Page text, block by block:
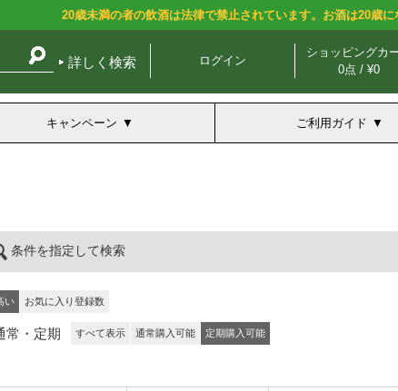
20歳未満の者の飲酒は法律で禁止されています。お酒は20歳に
詳しく検索 ログイン
ショッピングカ
0点 / ¥0
キャンペーン ご利用ガイド
条件を指定して検索
い お気に入り登録数
常・定期 すべて表示 通常購入可能 定期購入可能